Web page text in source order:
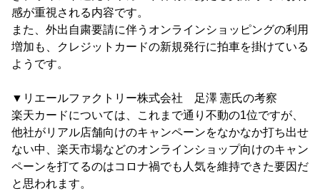
感が重視される内容です。
また、外出自粛要請に伴うオンラインショッピングの利用
増加も、クレジットカードの新規発行に拍車を掛けている
ようです。
▼リエールファクトリー株式会社 足澤 憲氏の考察
楽天カードについては、これまで通り不動の1位ですが、
他社がリアル店舗向けのキャンペーンをなかなか打ち出せ
ない中、楽天市場などのオンラインショップ向けのキャン
ペーンを打てるのはコロナ禍でも人気を維持できた要因だ
と思われます。